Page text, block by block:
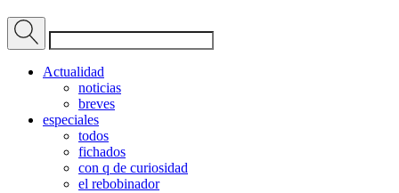
Actualidad
noticias
breves
especiales
todos
fichados
con q de curiosidad
el rebobinador